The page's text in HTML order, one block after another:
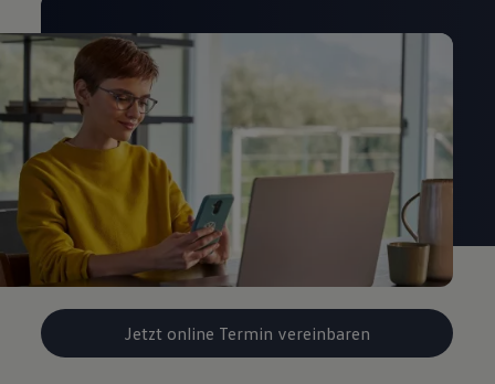
Jetzt online Termin vereinbaren